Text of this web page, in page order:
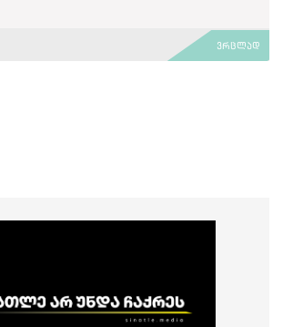
ვრცლად